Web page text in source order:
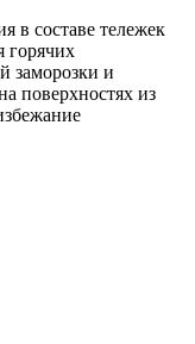
в составе тележек
горячих
заморозки и
поверхностях из